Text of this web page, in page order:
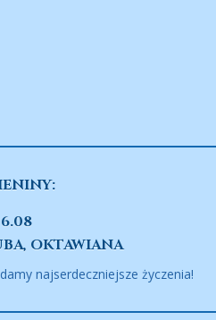
6.08
OKTAWIANA
najserdeczniejsze życzenia!